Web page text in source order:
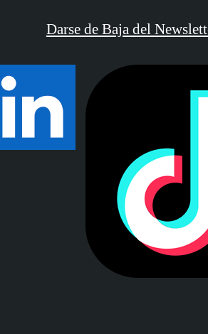
Darse de Baja del